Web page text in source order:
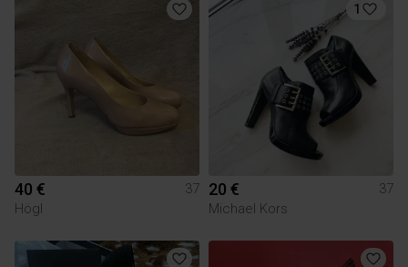
40 €
37
Högl
1
20 €
37
Michael Kors